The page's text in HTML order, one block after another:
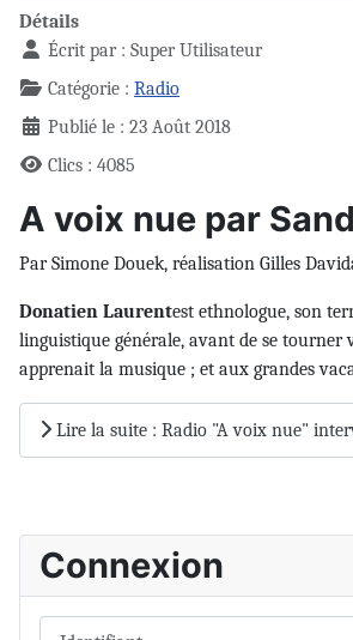
Détails
Écrit par : Super Utilisateur
Catégorie : Radio
Publié le : 23 Août 2018
Clics : 4085
A voix nue par
Par Simone Douek, réalisation Gilles
Donatien Laurentest ethnologue, son
linguistique générale, avant de se tourner
apprenait la musique ; et aux grandes
Lire la suite : Radio "A voix nue"
Connexion
Identifiant